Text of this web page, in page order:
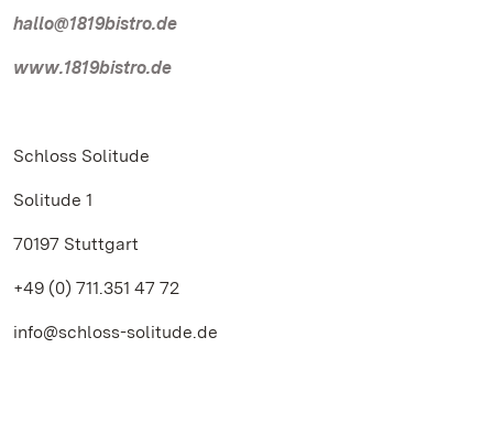
hallo@1819bistro.de
www.1819bistro.de
Schloss Solitude
Solitude 1
70197 Stuttgart
+49 (0) 711.351 47 72
info@schloss-solitude.de